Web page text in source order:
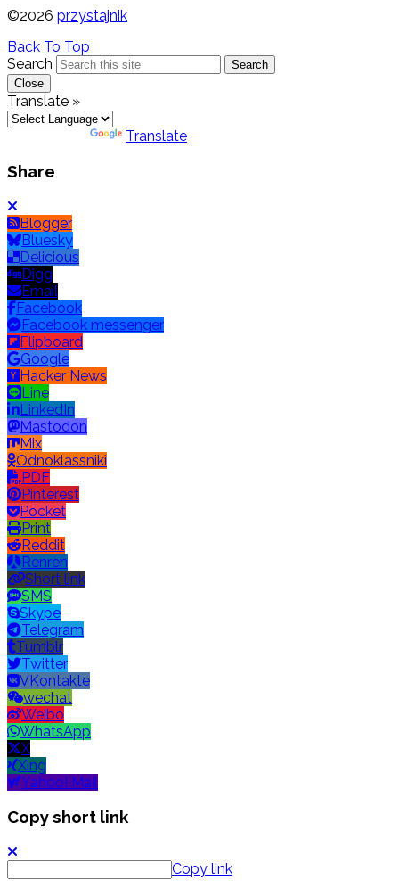
©2026 przystajnik
Back To Top
Search
Search
Close
Translate »
Translate
Share
Blogger
Bluesky
Delicious
Digg
Email
Facebook
Facebook messenger
Flipboard
Google
Hacker News
Line
LinkedIn
Mastodon
Mix
Odnoklassniki
PDF
Pinterest
Pocket
Print
Reddit
Renren
Short link
SMS
Skype
Telegram
Tumblr
Twitter
VKontakte
wechat
Weibo
WhatsApp
X
Xing
Yahoo! Mail
Copy short link
Copy link